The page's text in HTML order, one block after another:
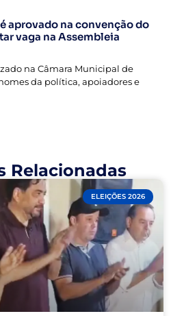
aprovado na convenção do
vaga na Assembleia
na Câmara Municipal de
da política, apoiadores e
Relacionadas
ELEIÇÕES 2026